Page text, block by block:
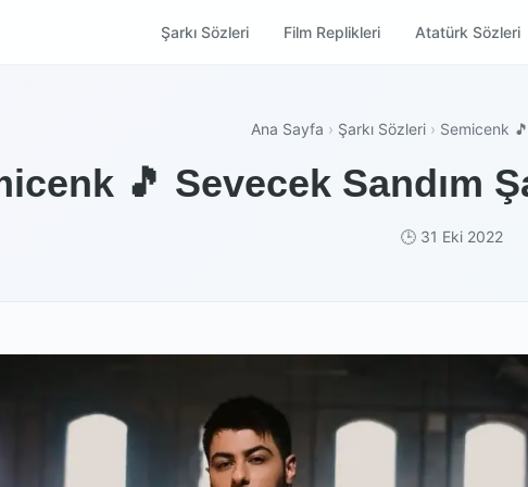
Şarkı Sözleri Film Replikleri Atatürk Sözleri
Ana Sayfa › Şarkı Sözleri › Semicenk
🎵 Sevecek Sandım
🕒 31 Eki 2022